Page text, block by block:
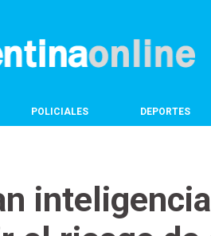
POLICIALES DEPORTES
inteligencia